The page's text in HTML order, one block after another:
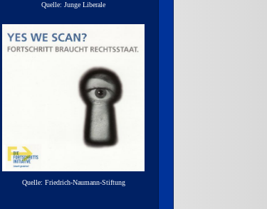
Quelle: Junge Liberale
Quelle: Friedrich-Naumann-Stiftung